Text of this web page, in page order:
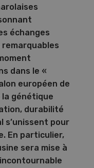
échanges
dans le «
européen de
la génétique
durabilité
pour
En particulier,
sera mise à
incontournable